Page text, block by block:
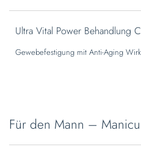
Ultra Vital Power Behandlung
Gewebefestigung mit Anti-Aging
Für den Mann –